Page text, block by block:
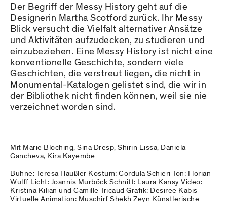
Der Begriff der Messy History geht auf die
Designerin Martha Scotford zurück. Ihr Messy
Blick versucht die Vielfalt alternativer Ansätze
und Aktivitäten aufzudecken, zu studieren und
einzubeziehen. Eine Messy History ist nicht eine
konventionelle Geschichte, sondern viele
Geschichten, die verstreut liegen, die nicht in
Monumental-Katalogen gelistet sind, die wir in
der Bibliothek nicht finden können, weil sie nie
verzeichnet worden sind.
Mit Marie Bloching, Sina Dresp, Shirin Eissa, Daniela
Gancheva, Kira Kayembe
Bühne: Teresa Häußler Kostüm: Cordula Schieri Ton: Florian
Wulff Licht: Joannis Murböck Schnitt: Laura Kansy Video:
Kristina Kilian und Camille Tricaud Grafik: Desiree Kabis
Virtuelle Animation: Muschirf Shekh Zeyn Künstlerische